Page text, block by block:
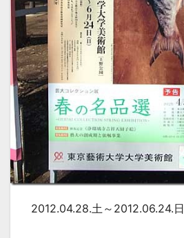
2012.04.28.土～2012.06.24.日